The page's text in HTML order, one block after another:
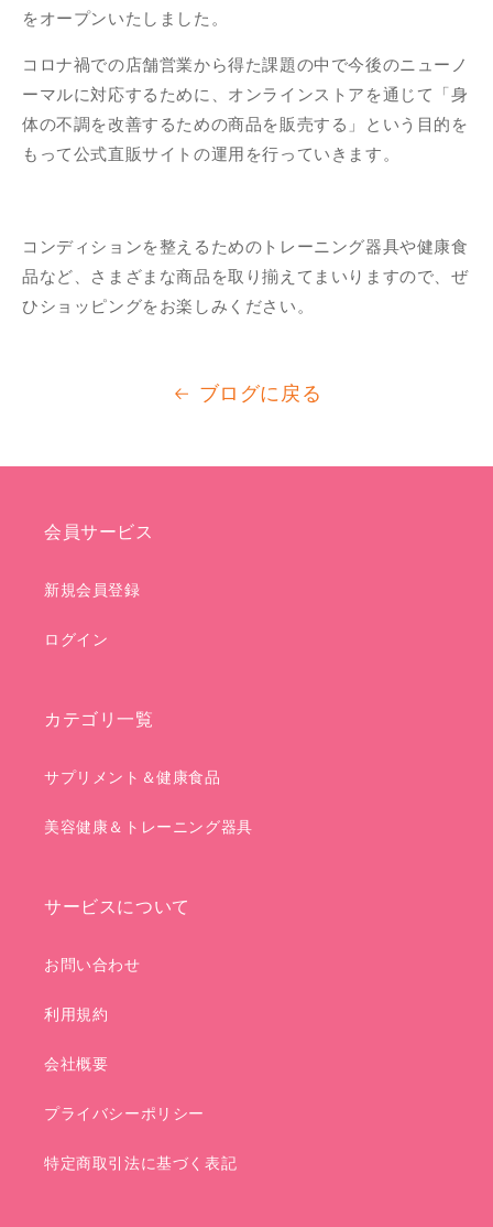
をオープンいたしました。
コロナ禍での店舗営業から得た課題の中で今後のニューノ
ーマルに対応するために、オンラインストアを通じて「身
体の不調を改善するための商品を販売する」という目的を
もって公式直販サイトの運⽤を⾏っていきます。
コンディションを整えるためのトレーニング器具や健康食
品など、 さまざまな商品を取り揃えてまいりますので、ぜ
ひショッピングをお楽しみください。
ブログに戻る
会員サービス
新規会員登録
ログイン
カテゴリ一覧
サプリメント＆健康食品
美容健康＆トレーニング器具
サービスについて
お問い合わせ
利用規約
会社概要
プライバシーポリシー
特定商取引法に基づく表記